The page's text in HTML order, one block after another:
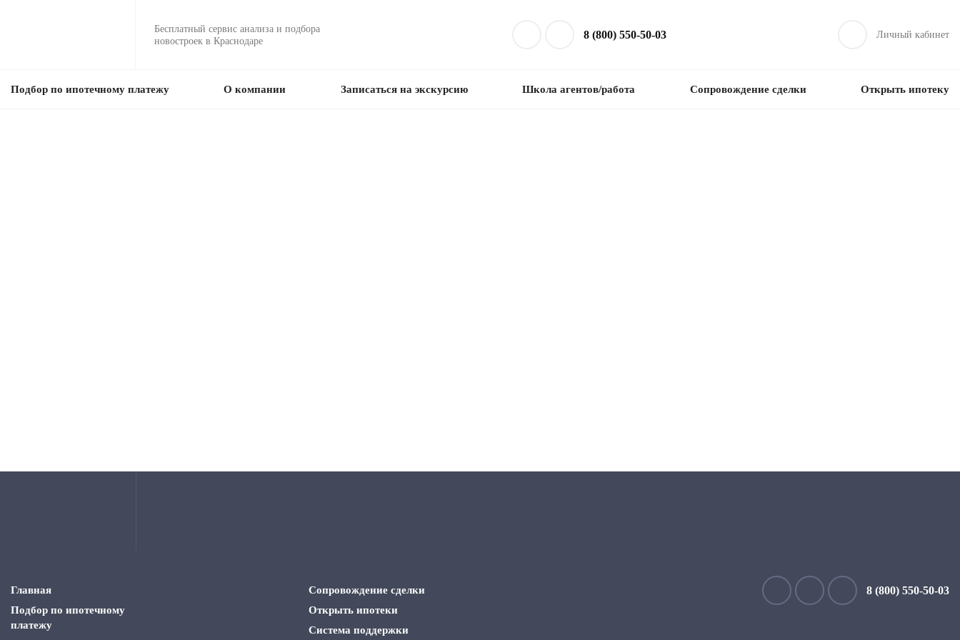
Бесплатный сервис анализа и подбора
новостроек в Краснодаре
8 (800) 550-50-03 Личный кабинет
Подбор по ипотечному платежу О компании Записаться на экскурсию Школа агентов/работа Сопровождение сделки Открыть ипотеку
Главная
Подбор по ипотечному
платежу
Сопровождение сделки
Открыть ипотеки
Система поддержки
8 (800) 550-50-03